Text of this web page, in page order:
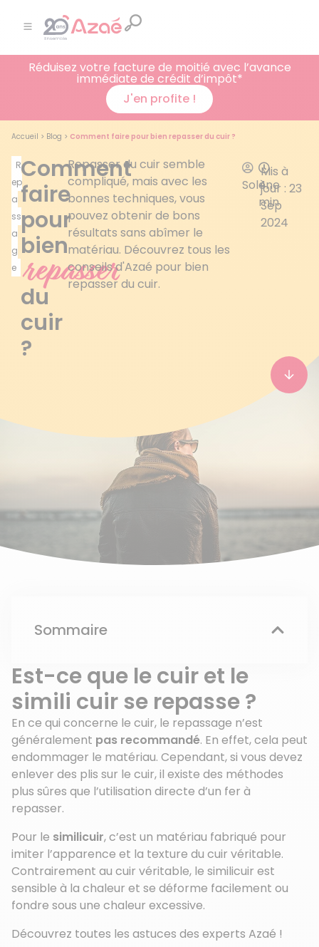
Réduisez votre facture de moitié avec l’avance
immédiate de crédit d’impôt*
J'en profite !
Accueil > Blog > Comment faire pour bien repasser du cuir ?
R
ep
a
ss
a
g
e
Comment
faire
pour
bien
repasser
du
cuir
?
Repasser du cuir semble
compliqué, mais avec les
bonnes techniques, vous
pouvez obtenir de bons
résultats sans abîmer le
matériau. Découvrez tous les
conseils d'Azaé pour bien
repasser du cuir.
Solène
4
min
Mis à
jour : 23
Sep
2024
Sommaire
Est-ce que le cuir et le
simili cuir se repasse ?
En ce qui concerne le cuir, le repassage n’est
généralement pas recommandé. En effet, cela peut
endommager le matériau. Cependant, si vous devez
enlever des plis sur le cuir, il existe des méthodes
plus sûres que l’utilisation directe d’un fer à
repasser.
Pour le similicuir, c’est un matériau fabriqué pour
imiter l’apparence et la texture du cuir véritable.
Contrairement au cuir véritable, le similicuir est
sensible à la chaleur et se déforme facilement ou
fondre sous une chaleur excessive.
Découvrez toutes les astuces des experts Azaé !